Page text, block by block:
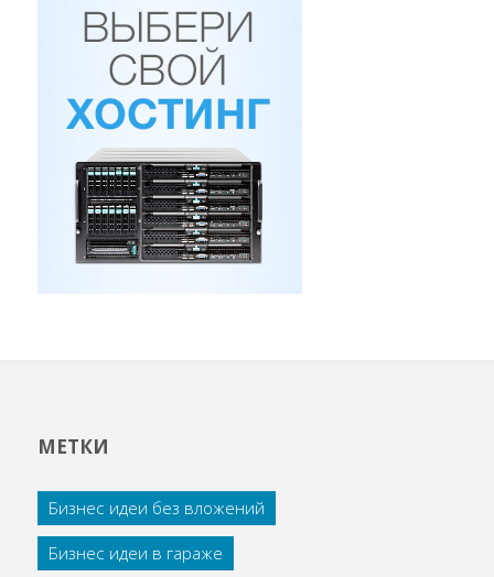
МЕТКИ
Бизнес идеи без вложений
Бизнес идеи в гараже